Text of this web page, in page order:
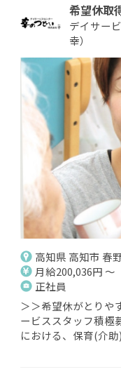
希望休取
デイサー
幸）
高知県 高知市 春
月給200,036円 ～
正社員
＞＞希望休がとりや
ービススタッフ積極
における、保育(介